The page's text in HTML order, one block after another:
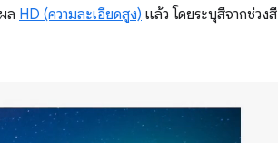
ล HD (ความละเอียดสูง) แล้ว โดยระบุสีจากช่วงสี